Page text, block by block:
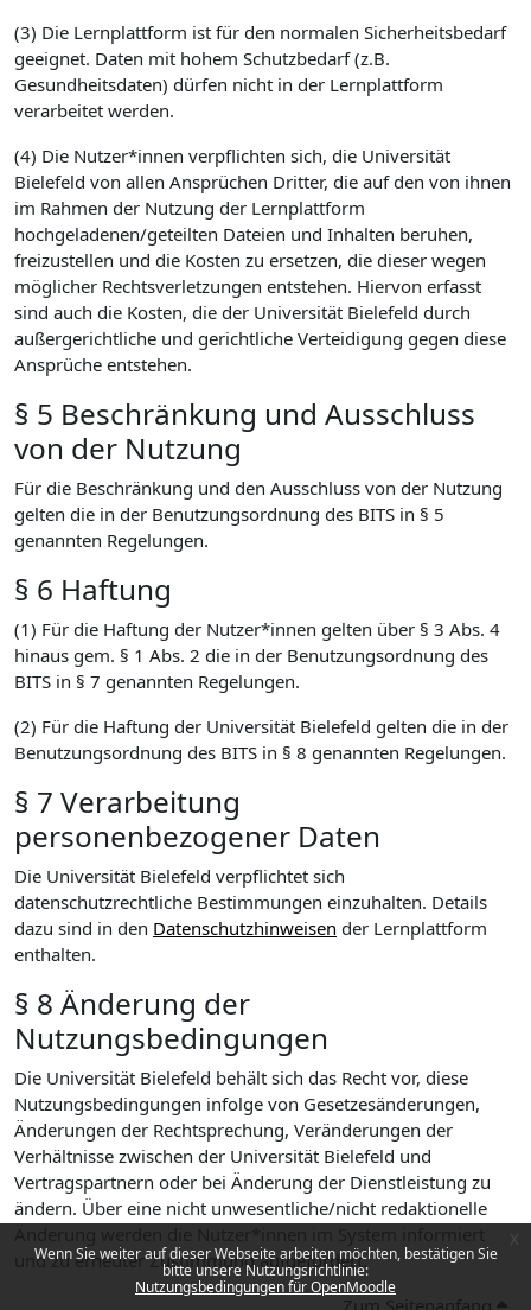
Wenn Sie weiter auf dieser Webseite arbeiten möchten, bestätigen Sie
bitte unsere Nutzungsrichtlinie:
Nutzungsbedingungen für OpenMoodle
(3) Die Lernplattform ist für den normalen Sicherheitsbedarf
geeignet. Daten mit hohem Schutzbedarf (z.B.
Gesundheitsdaten) dürfen nicht in der Lernplattform
verarbeitet werden.
(4) Die Nutzer*innen verpflichten sich, die Universität
Bielefeld von allen Ansprüchen Dritter, die auf den von ihnen
im Rahmen der Nutzung der Lernplattform
hochgeladenen/geteilten Dateien und Inhalten beruhen,
freizustellen und die Kosten zu ersetzen, die dieser wegen
möglicher Rechtsverletzungen entstehen. Hiervon erfasst
sind auch die Kosten, die der Universität Bielefeld durch
außergerichtliche und gerichtliche Verteidigung gegen diese
Ansprüche entstehen.
§ 5 Beschränkung und Ausschluss
von der Nutzung
Für die Beschränkung und den Ausschluss von der Nutzung
gelten die in der Benutzungsordnung des BITS in § 5
genannten Regelungen.
§ 6 Haftung
(1) Für die Haftung der Nutzer*innen gelten über § 3 Abs. 4
hinaus gem. § 1 Abs. 2 die in der Benutzungsordnung des
BITS in § 7 genannten Regelungen.
(2) Für die Haftung der Universität Bielefeld gelten die in der
Benutzungsordnung des BITS in § 8 genannten Regelungen.
§ 7 Verarbeitung
personenbezogener Daten
Die Universität Bielefeld verpflichtet sich
datenschutzrechtliche Bestimmungen einzuhalten. Details
dazu sind in den Datenschutzhinweisen der Lernplattform
enthalten.
§ 8 Änderung der
Nutzungsbedingungen
Die Universität Bielefeld behält sich das Recht vor, diese
Nutzungsbedingungen infolge von Gesetzesänderungen,
Änderungen der Rechtsprechung, Veränderungen der
Verhältnisse zwischen der Universität Bielefeld und
Vertragspartnern oder bei Änderung der Dienstleistung zu
ändern. Über eine nicht unwesentliche/nicht redaktionelle
und zu erneuter Zustimmung aufgefordert.
Zum Seitenanfang